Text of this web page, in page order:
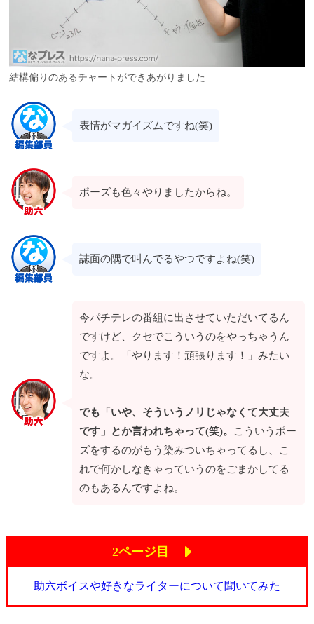
結構偏りのあるチャートができあがりました
表情がマガイズムですね(笑)
ポーズも色々やりましたからね。
誌面の隅で叫んでるやつですよね(笑)
今パチテレの番組に出させていただいてるん
ですけど、クセでこういうのをやっちゃうん
ですよ。「やります！頑張ります！」みたい
な。
でも「いや、そういうノリじゃなくて大丈夫
です」とか言われちゃって(笑)。 こういうポー
ズをするのがもう染みついちゃってるし、こ
れで何かしなきゃっていうのをごまかしてる
のもあるんですよね。
2ページ目
助六ボイスや好きなライターについて聞いてみた